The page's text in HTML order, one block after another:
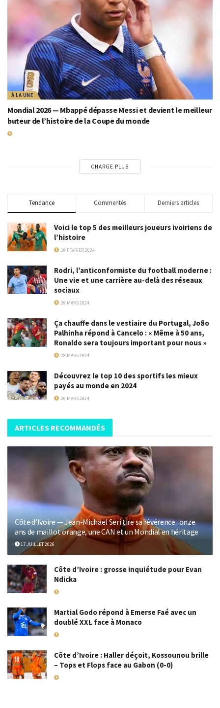
À LA UNE
Mondial 2026 — Mbappé dépasse Messi et devient le meilleur
buteur de l’histoire de la Coupe du monde
CHARGE PLUS
Tendance Commentés Derniers articles
Voici le top 5 des meilleurs joueurs ivoiriens de
l’histoire
19 FÉVRIER 2024
Rodri, l’anticonformiste du football moderne :
Une vie et une carrière au-delà des réseaux
sociaux
29 MARS 2024
Ça chauffe dans le vestiaire du Portugal, João
Palhinha répond à Cancelo : « Même à 50 ans,
Ronaldo sera toujours important pour nous »
28 MARS 2024
Découvrez le top 10 des sportifs les mieux
payés au monde en 2024
26 MARS 2024
ARTICLES RECOMMANDÉS
Côte d’Ivoire — Jean-Michael Seri tire sa révérence : onze
ans de maillot orange, une CAN et un Mondial en héritage
17 JUILLET 2026
Côte d’Ivoire : grosse inquiétude pour Evan
Ndicka
Martial Godo répond à Emerse Faé avec un
doublé XXL face à Monaco
Côte d’Ivoire : Haller déçoit, Kossounou brille
– Tops et Flops face au Gabon (0-0)